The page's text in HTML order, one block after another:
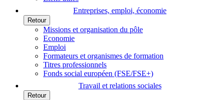
Entreprises, emploi, économie
Retour
Missions et organisation du pôle
Economie
Emploi
Formateurs et organismes de formation
Titres professionnels
Fonds social européen (FSE/FSE+)
Travail et relations sociales
Retour